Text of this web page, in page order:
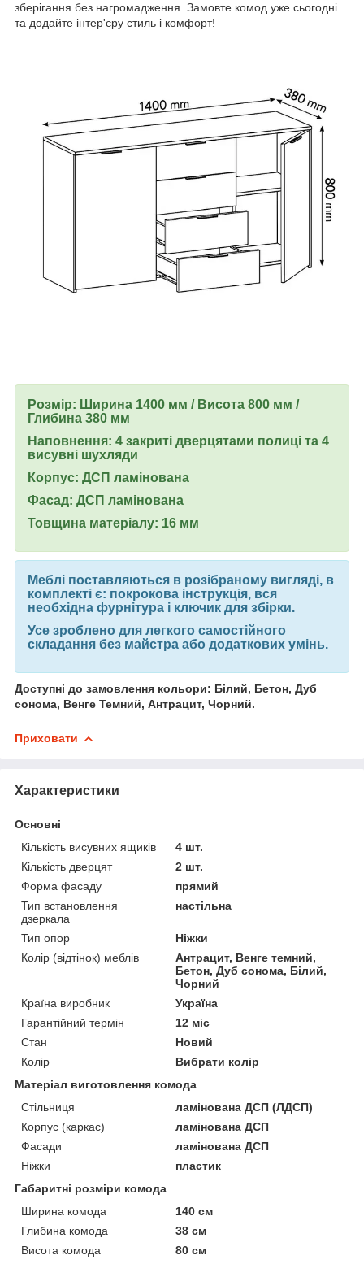
зберігання без нагромадження. Замовте комод уже сьогодні
та додайте інтер'єру стиль і комфорт!
Розмір: Ширина 1400 мм / Висота 800 мм /
Глибина 380 мм
Наповнення: 4 закриті дверцятами полиці та 4
висувні шухляди
Корпус: ДСП ламінована
Фасад: ДСП ламінована
Товщина матеріалу: 16 мм
Меблі поставляються в розібраному вигляді, в
комплекті є: покрокова інструкція, вся
необхідна фурнітура і ключик для збірки.
Усе зроблено для легкого самостійного
складання без майстра або додаткових умінь.
Доступні до замовлення кольори: Білий, Бетон, Дуб
сонома, Венге Темний, Антрацит, Чорний.
Приховати
Характеристики
Основні
Кількість висувних ящиків
4 шт.
Кількість дверцят
2 шт.
Форма фасаду
прямий
Тип встановлення
дзеркала
настільна
Тип опор
Ніжки
Колір (відтінок) меблів
Антрацит, Венге темний,
Бетон, Дуб сонома, Білий,
Чорний
Країна виробник
Україна
Гарантійний термін
12 міс
Стан
Новий
Колір
Вибрати колір
Матеріал виготовлення комода
Стільниця
ламінована ДСП (ЛДСП)
Корпус (каркас)
ламінована ДСП
Фасади
ламінована ДСП
Ніжки
пластик
Габаритні розміри комода
Ширина комода
140 см
Глибина комода
38 см
Висота комода
80 см